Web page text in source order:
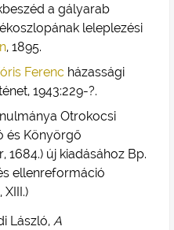
a gályarab
leleplezési
, 1895.
Ferenc házassági
1943:229-?.
Otrokocsi
és Könyörgő
1684.) új kiadásához Bp.
ellenreformáció
XIII.)
László, A